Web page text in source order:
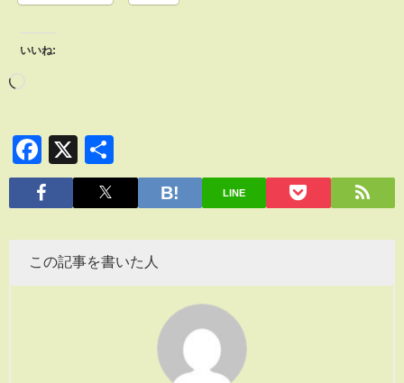
いいね:
Facebook
X
有
LINE
この記事を書いた人